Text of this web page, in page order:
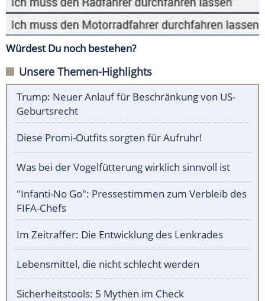
Würdest Du noch bestehen?
Unsere Themen-Highlights
Trump: Neuer Anlauf für Beschränkung von US-
Geburtsrecht
Diese Promi-Outfits sorgten für Aufruhr!
Was bei der Vogelfütterung wirklich sinnvoll ist
"Infanti-No Go": Pressestimmen zum Verbleib des
FIFA-Chefs
Im Zeitraffer: Die Entwicklung des Lenkrades
Lebensmittel, die nicht schlecht werden
Sicherheitstools: 5 Mythen im Check